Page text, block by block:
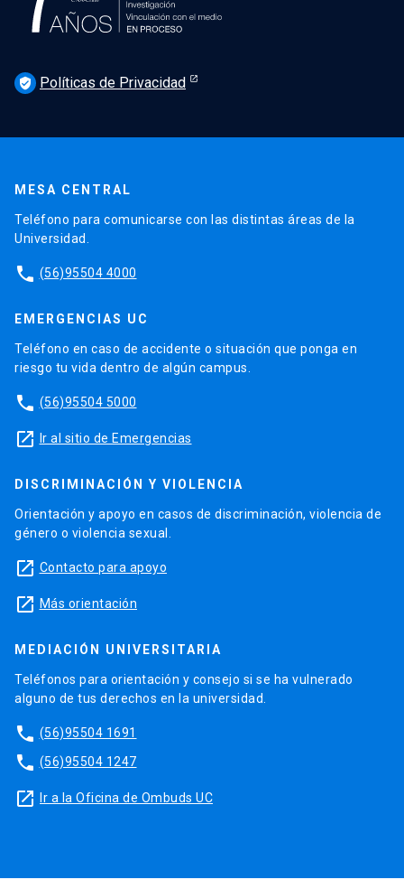
verified_user Políticas de Privacidad
MESA CENTRAL
Teléfono para comunicarse con las distintas áreas de la
Universidad.
phone (56)95504 4000
EMERGENCIAS UC
Teléfono en caso de accidente o situación que ponga en
riesgo tu vida dentro de algún campus.
phone (56)95504 5000
launch Ir al sitio de Emergencias
DISCRIMINACIÓN Y VIOLENCIA
Orientación y apoyo en casos de discriminación, violencia de
género o violencia sexual.
launch Contacto para apoyo
launch Más orientación
MEDIACIÓN UNIVERSITARIA
Teléfonos para orientación y consejo si se ha vulnerado
alguno de tus derechos en la universidad.
phone (56)95504 1691
phone (56)95504 1247
launch Ir a la Oficina de Ombuds UC